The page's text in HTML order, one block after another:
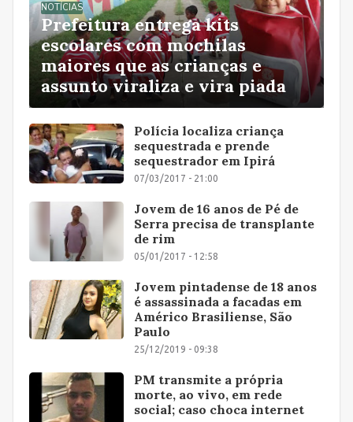
NOTÍCIAS
Prefeitura entrega kits
escolares com mochilas
maiores que as crianças e
assunto viraliza e vira piada
Polícia localiza criança
sequestrada e prende
sequestrador em Ipirá
07/03/2017 - 21:00
Jovem de 16 anos de Pé de
Serra precisa de transplante
de rim
05/01/2017 - 12:58
Jovem pintadense de 18 anos
é assassinada a facadas em
Américo Brasiliense, São
Paulo
25/12/2019 - 09:38
PM transmite a própria
morte, ao vivo, em rede
social; caso choca internet